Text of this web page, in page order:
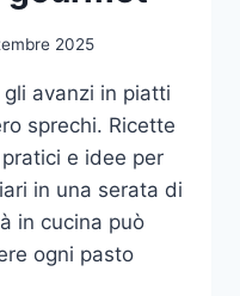
2025
avanzi in piatti
sprechi. Ricette
e idee per
in una serata di
in cucina può
ogni pasto